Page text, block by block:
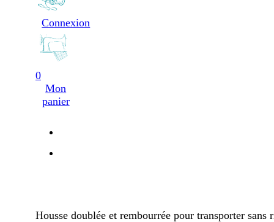
Connexion
0
Mon
panier
Housse doublée et rembourrée pour transporter